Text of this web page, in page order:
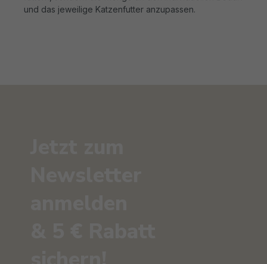
und das jeweilige Katzenfutter anzupassen.